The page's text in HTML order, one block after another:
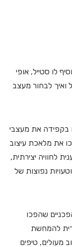
לו סטייל, אופי
ואיך לבחור מעצב
בקפידה את מעצבי
את מלאכת עיצוב
לחוויה יצירתית,
נפוצות של
שהפכו
להמחשת
מעולים, טיפים